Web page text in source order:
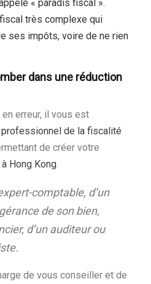
« paradis fiscal ».
très complexe qui
ses impôts, voire de ne rien
dans une réduction
erreur, il vous est
professionnel de la fiscalité
de créer votre
Hong Kong.
comptable, d’un
de son bien,
d’un auditeur ou
de vous conseiller et de